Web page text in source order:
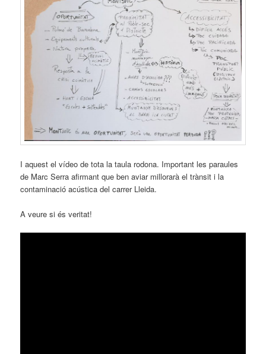
I aquest el vídeo de tota la taula rodona. Important les paraules
de Marc Serra afirmant que ben aviar millorarà el trànsit i la
contaminació acústica del carrer Lleida.
A veure si és veritat!